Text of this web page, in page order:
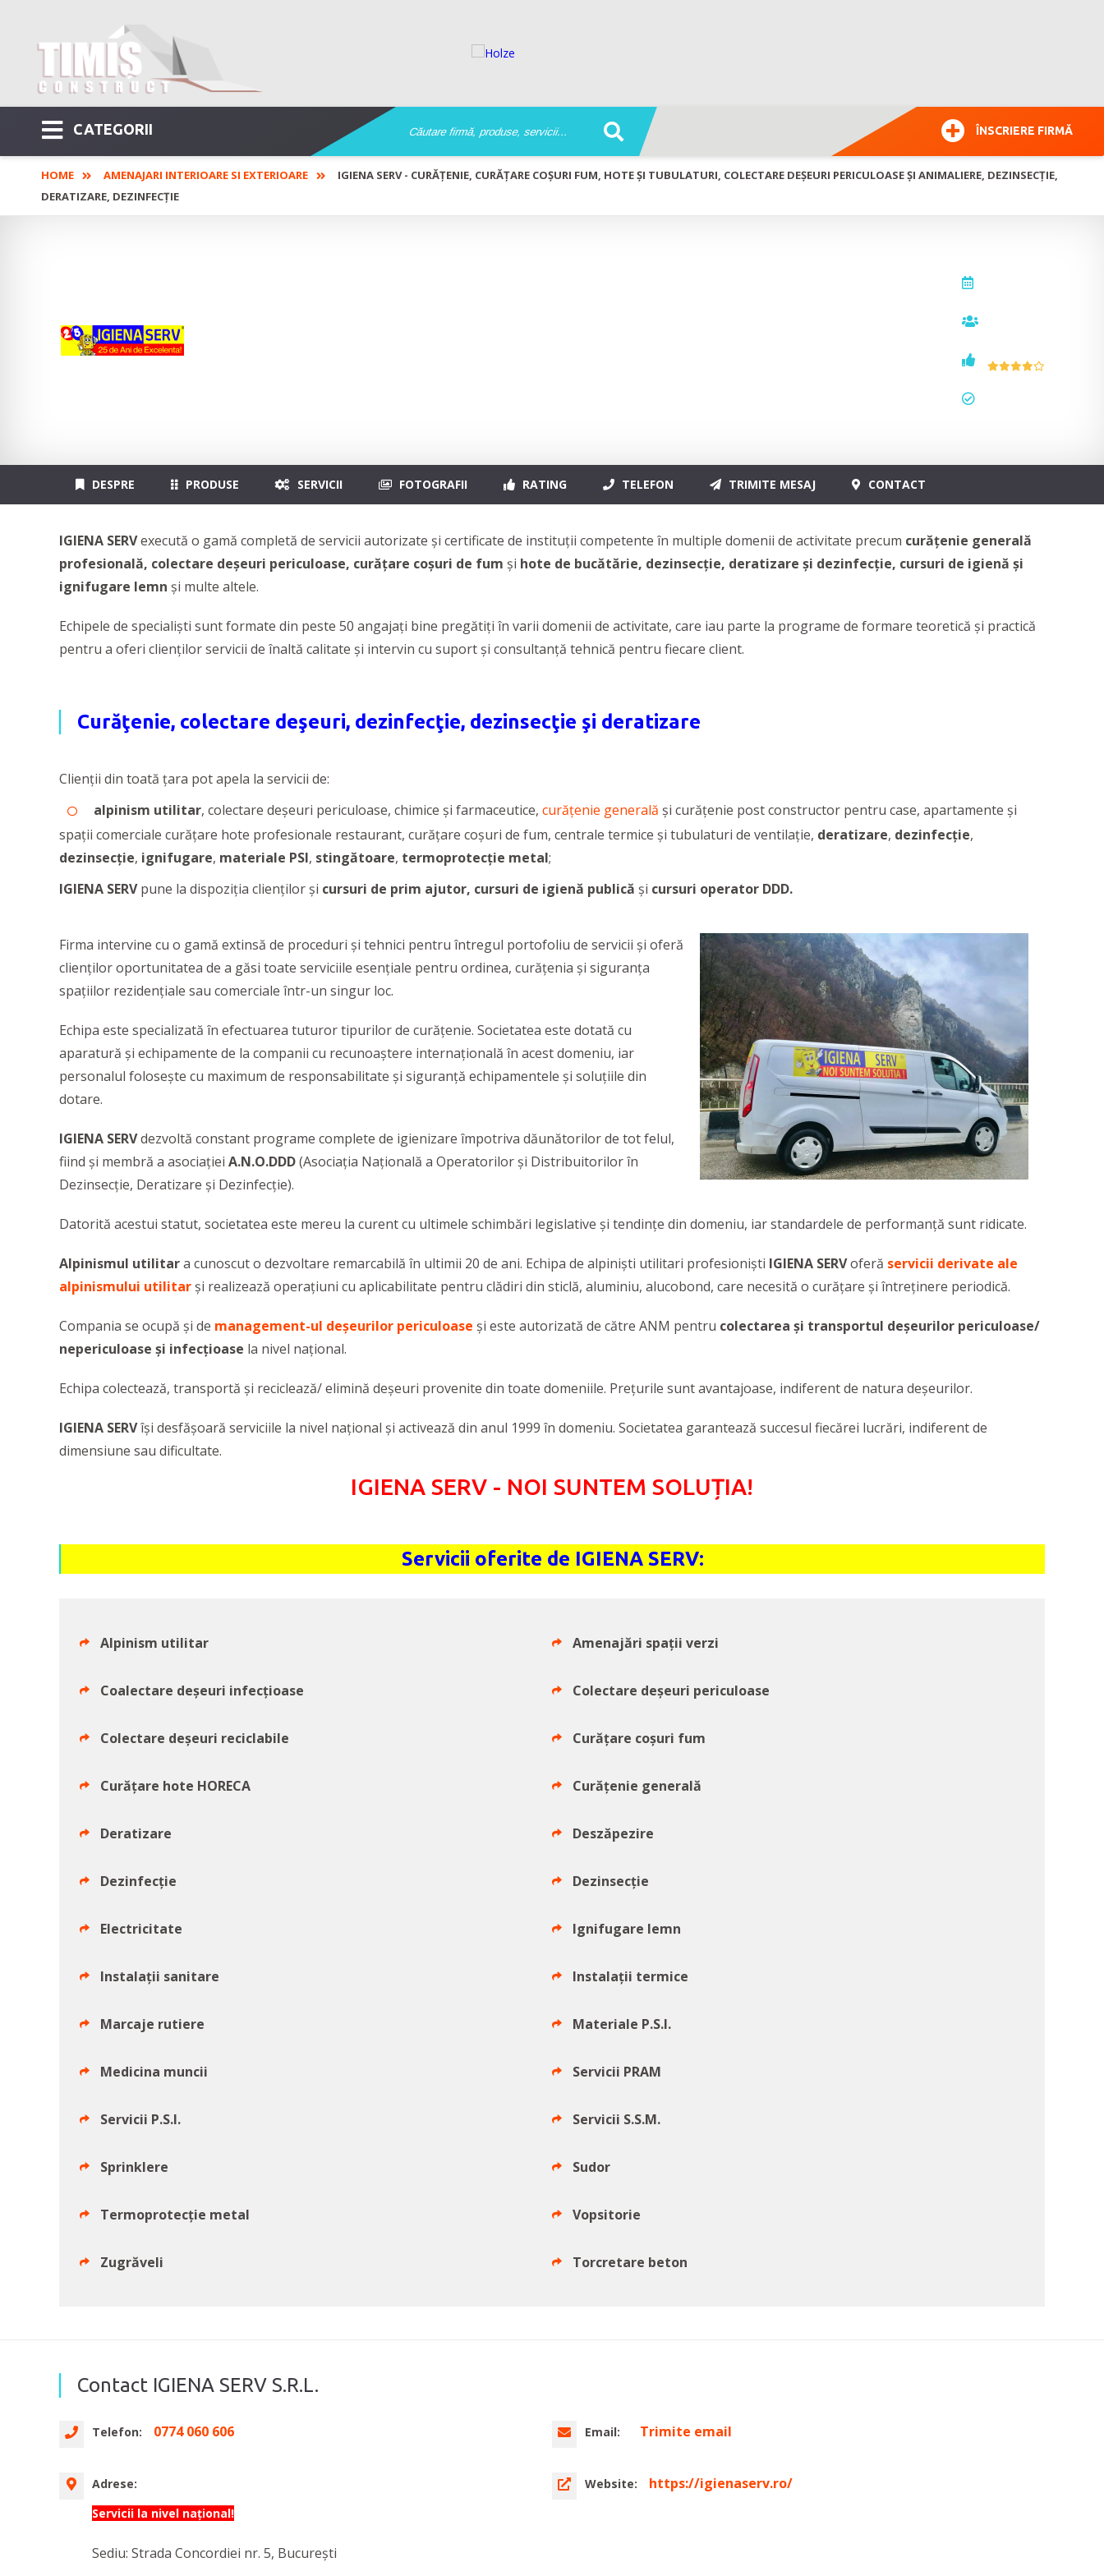
CATEGORII ÎNSCRIERE FIRMĂ
HOME AMENAJARI INTERIOARE SI EXTERIOARE
IGIENA SERV - CURĂȚENIE, CURĂȚARE COȘURI FUM, HOTE ȘI TUBULATURI, COLECTARE DEȘEURI PERICULOASE ȘI ANIMALIERE, DEZINSECȚIE,
DERATIZARE, DEZINFECȚIE
DESPRE PRODUSE SERVICII FOTOGRAFII RATING TELEFON TRIMITE MESAJ CONTACT
IGIENA SERVexecută o gamă completă de servicii autorizate și certificate de instituții competente în multiple domenii de activitate precum curățenie generală
profesională, colectare deșeuri periculoase, curățare coșuri de fum și hote de bucătărie, dezinsecție, deratizare și dezinfecție, cursuri de igienă și
ignifugare lemn și multe altele.
Echipele de specialiști sunt formate din peste 50 angajați bine pregătiți în varii domenii de activitate, care iau parte la programe de formare teoretică și practică
pentru a oferi clienților servicii de înaltă calitate și intervin cu suport și consultanță tehnică pentru fiecare client.
Curăţenie, colectare deşeuri, dezinfecţie, dezinsecţie şi deratizare
Clienții din toată țara pot apela la servicii de:
alpinism utilitar, colectare deșeuri periculoase, chimice și farmaceutice, curățenie generală și curățenie post constructor pentru case, apartamente și
spații comerciale curățare hote profesionale restaurant, curățare coșuri de fum, centrale termice și tubulaturi de ventilație, deratizare, dezinfecție,
dezinsecție, ignifugare, materiale PSI, stingătoare, termoprotecție metal;
IGIENA SERV pune la dispoziția clienților și cursuri de prim ajutor, cursuri de igienă publică și cursuri operator DDD.
Firma intervine cu o gamă extinsă de proceduri și tehnici pentru întregul portofoliu de servicii și oferă
clienților oportunitatea de a găsi toate serviciile esențiale pentru ordinea, curățenia și siguranța
spațiilor rezidențiale sau comerciale într-un singur loc.
Echipa este specializată în efectuarea tuturor tipurilor de curățenie. Societatea este dotată cu
aparatură și echipamente de la companii cu recunoaștere internațională în acest domeniu, iar
personalul folosește cu maximum de responsabilitate și siguranță echipamentele și soluțiile din
dotare.
IGIENA SERVdezvoltă constant programe complete de igienizare împotriva dăunătorilor de tot felul,
fiind și membră a asociației A.N.O.DDD(Asociația Națională a Operatorilor și Distribuitorilor în
Dezinsecție, Deratizare și Dezinfecție).
Datorită acestui statut, societatea este mereu la curent cu ultimele schimbări legislative și tendințe din domeniu, iar standardele de performanţă sunt ridicate.
Alpinismul utilitara cunoscut o dezvoltare remarcabilă în ultimii 20 de ani. Echipa de alpiniști utilitari profesioniști IGIENA SERVoferă servicii derivate ale
alpinismului utilitar și realizează operațiuni cu aplicabilitate pentru clădiri din sticlă, aluminiu, alucobond, care necesită o curățare și întreținere periodică.
Compania se ocupă și de management-ul deșeurilor periculoase și este autorizată de către ANM pentru colectarea și transportul deșeurilor periculoase/
nepericuloase și infecțioase la nivel național.
Echipa colectează, transportă și reciclează/ elimină deșeuri provenite din toate domeniile. Prețurile sunt avantajoase, indiferent de natura deșeurilor.
IGIENA SERVîși desfășoară serviciile la nivel național și activează din anul 1999 în domeniu. Societatea garantează succesul fiecărei lucrări, indiferent de
dimensiune sau dificultate.
IGIENA SERV - NOI SUNTEM SOLUȚIA!
Servicii oferite de IGIENA SERV:
Alpinism utilitar Amenajări spații verzi
Coalectare deșeuri infecțioase Colectare deșeuri periculoase
Colectare deșeuri reciclabile Curățare coșuri fum
Curățare hote HORECA Curățenie generală
Deratizare Deszăpezire
Dezinfecție Dezinsecție
Electricitate Ignifugare lemn
Instalații sanitare Instalații termice
Marcaje rutiere Materiale P.S.I.
Medicina muncii Servicii PRAM
Servicii P.S.I. Servicii S.S.M.
Sprinklere Sudor
Termoprotecție metal Vopsitorie
Zugrăveli Torcretare beton
Contact IGIENA SERV S.R.L.
Telefon: 0774 060 606 Email: Trimite email
Adrese:
Servicii la nivel național!
Sediu: Strada Concordiei nr. 5, București
Website: https://igienaserv.ro/